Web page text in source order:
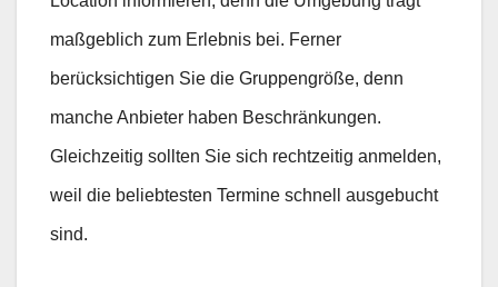
maßgeblich zum Erlebnis bei. Ferner
berücksichtigen Sie die Gruppengröße, denn
manche Anbieter haben Beschränkungen.
Gleichzeitig sollten Sie sich rechtzeitig anmelden,
weil die beliebtesten Termine schnell ausgebucht
sind.